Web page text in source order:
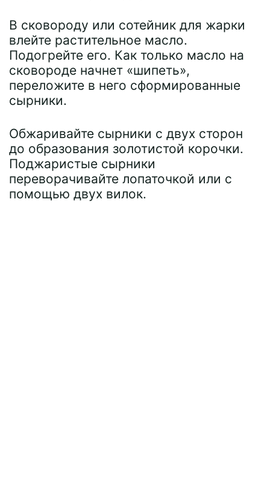
В сковороду или сотейник для жарки
влейте растительное масло.
Подогрейте его. Как только масло на
сковороде начнет «шипеть»,
переложите в него сформированные
сырники.
Обжаривайте сырники с двух сторон
до образования золотистой корочки.
Поджаристые сырники
переворачивайте лопаточкой или с
помощью двух вилок.